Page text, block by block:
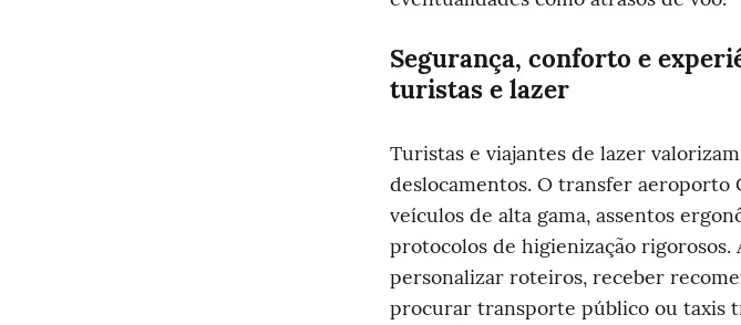
Segurança, conforto e
turistas e lazer
Turistas e viajantes de lazer
deslocamentos. O transfer aeroporto
veículos de alta gama, assentos
protocolos de higienização rigorosos.
personalizar roteiros, receber
procurar transporte público ou taxis